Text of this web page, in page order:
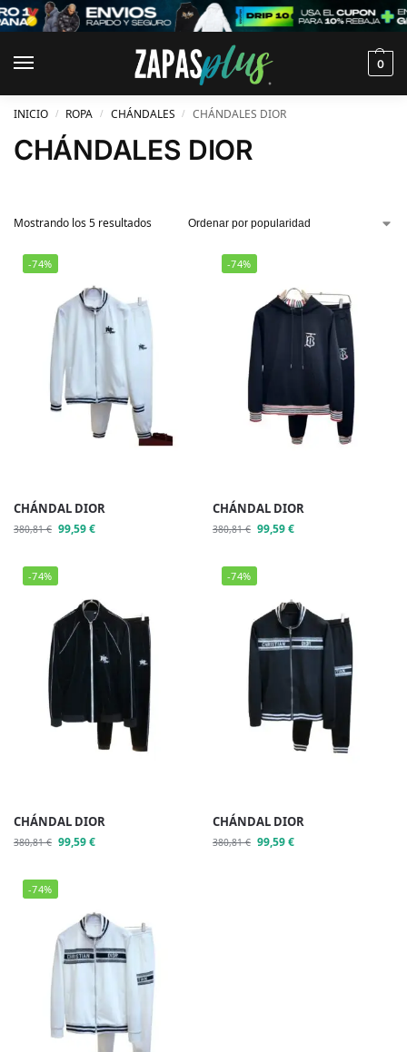
0
INICIO / ROPA / CHÁNDALES / CHÁNDALES DIOR
CHÁNDALES DIOR
Mostrando los 5 resultados
-74%
CHÁNDAL DIOR
380,81€ 99,59€
-74%
CHÁNDAL DIOR
380,81€ 99,59€
-74%
CHÁNDAL DIOR
380,81€ 99,59€
-74%
CHÁNDAL DIOR
380,81€ 99,59€
-74%